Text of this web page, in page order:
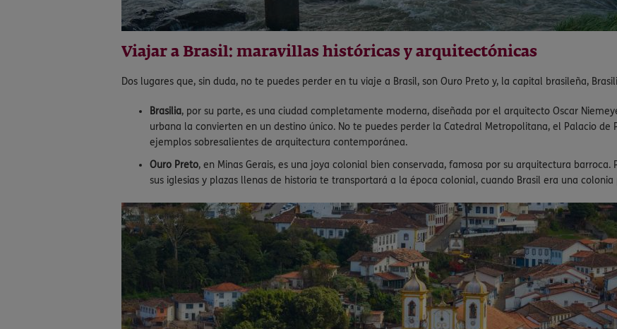
Viajar a Brasil: maravillas históricas y arquitectónicas
Dos lugares que, sin duda, no te puedes perder en tu viaje a Brasil, son Ouro Preto y, la capital brasileña,
Brasilia, por su parte, es una ciudad completamente moderna, diseñada por el arquitecto Oscar
urbana la convierten en un destino único. No te puedes perder la Catedral Metropolitana, el Palacio de
ejemplos sobresalientes de arquitectura contemporánea.
Ouro Preto, en Minas Gerais, es una joya colonial bien conservada, famosa por su arquitectura
sus iglesias y plazas llenas de historia te transportará a la época colonial, cuando Brasil era una colonia